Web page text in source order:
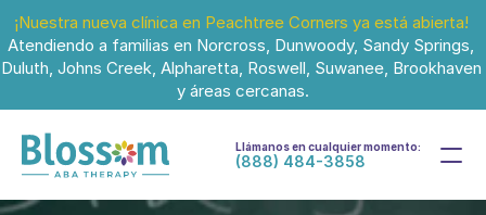
¡Nuestra nueva clínica en Peachtree Corners ya está abierta!
Atendiendo a familias en Norcross, Dunwoody, Sandy Springs,
Duluth, Johns Creek, Alpharetta, Roswell, Suwanee, Brookhaven
y áreas cercanas.
Llámanos en cualquier momento:
(888) 484-3858